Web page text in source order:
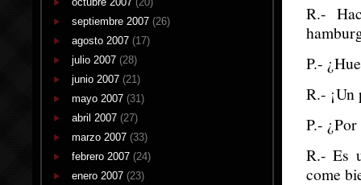
septiembre 2007 (26)
agosto 2007 (17)
julio 2007 (28)
junio 2007 (21)
mayo 2007 (31)
abril 2007 (27)
marzo 2007 (33)
febrero 2007 (24)
enero 2007 (23)
R.-
P.-
R.-
P.-
R.- Es
come